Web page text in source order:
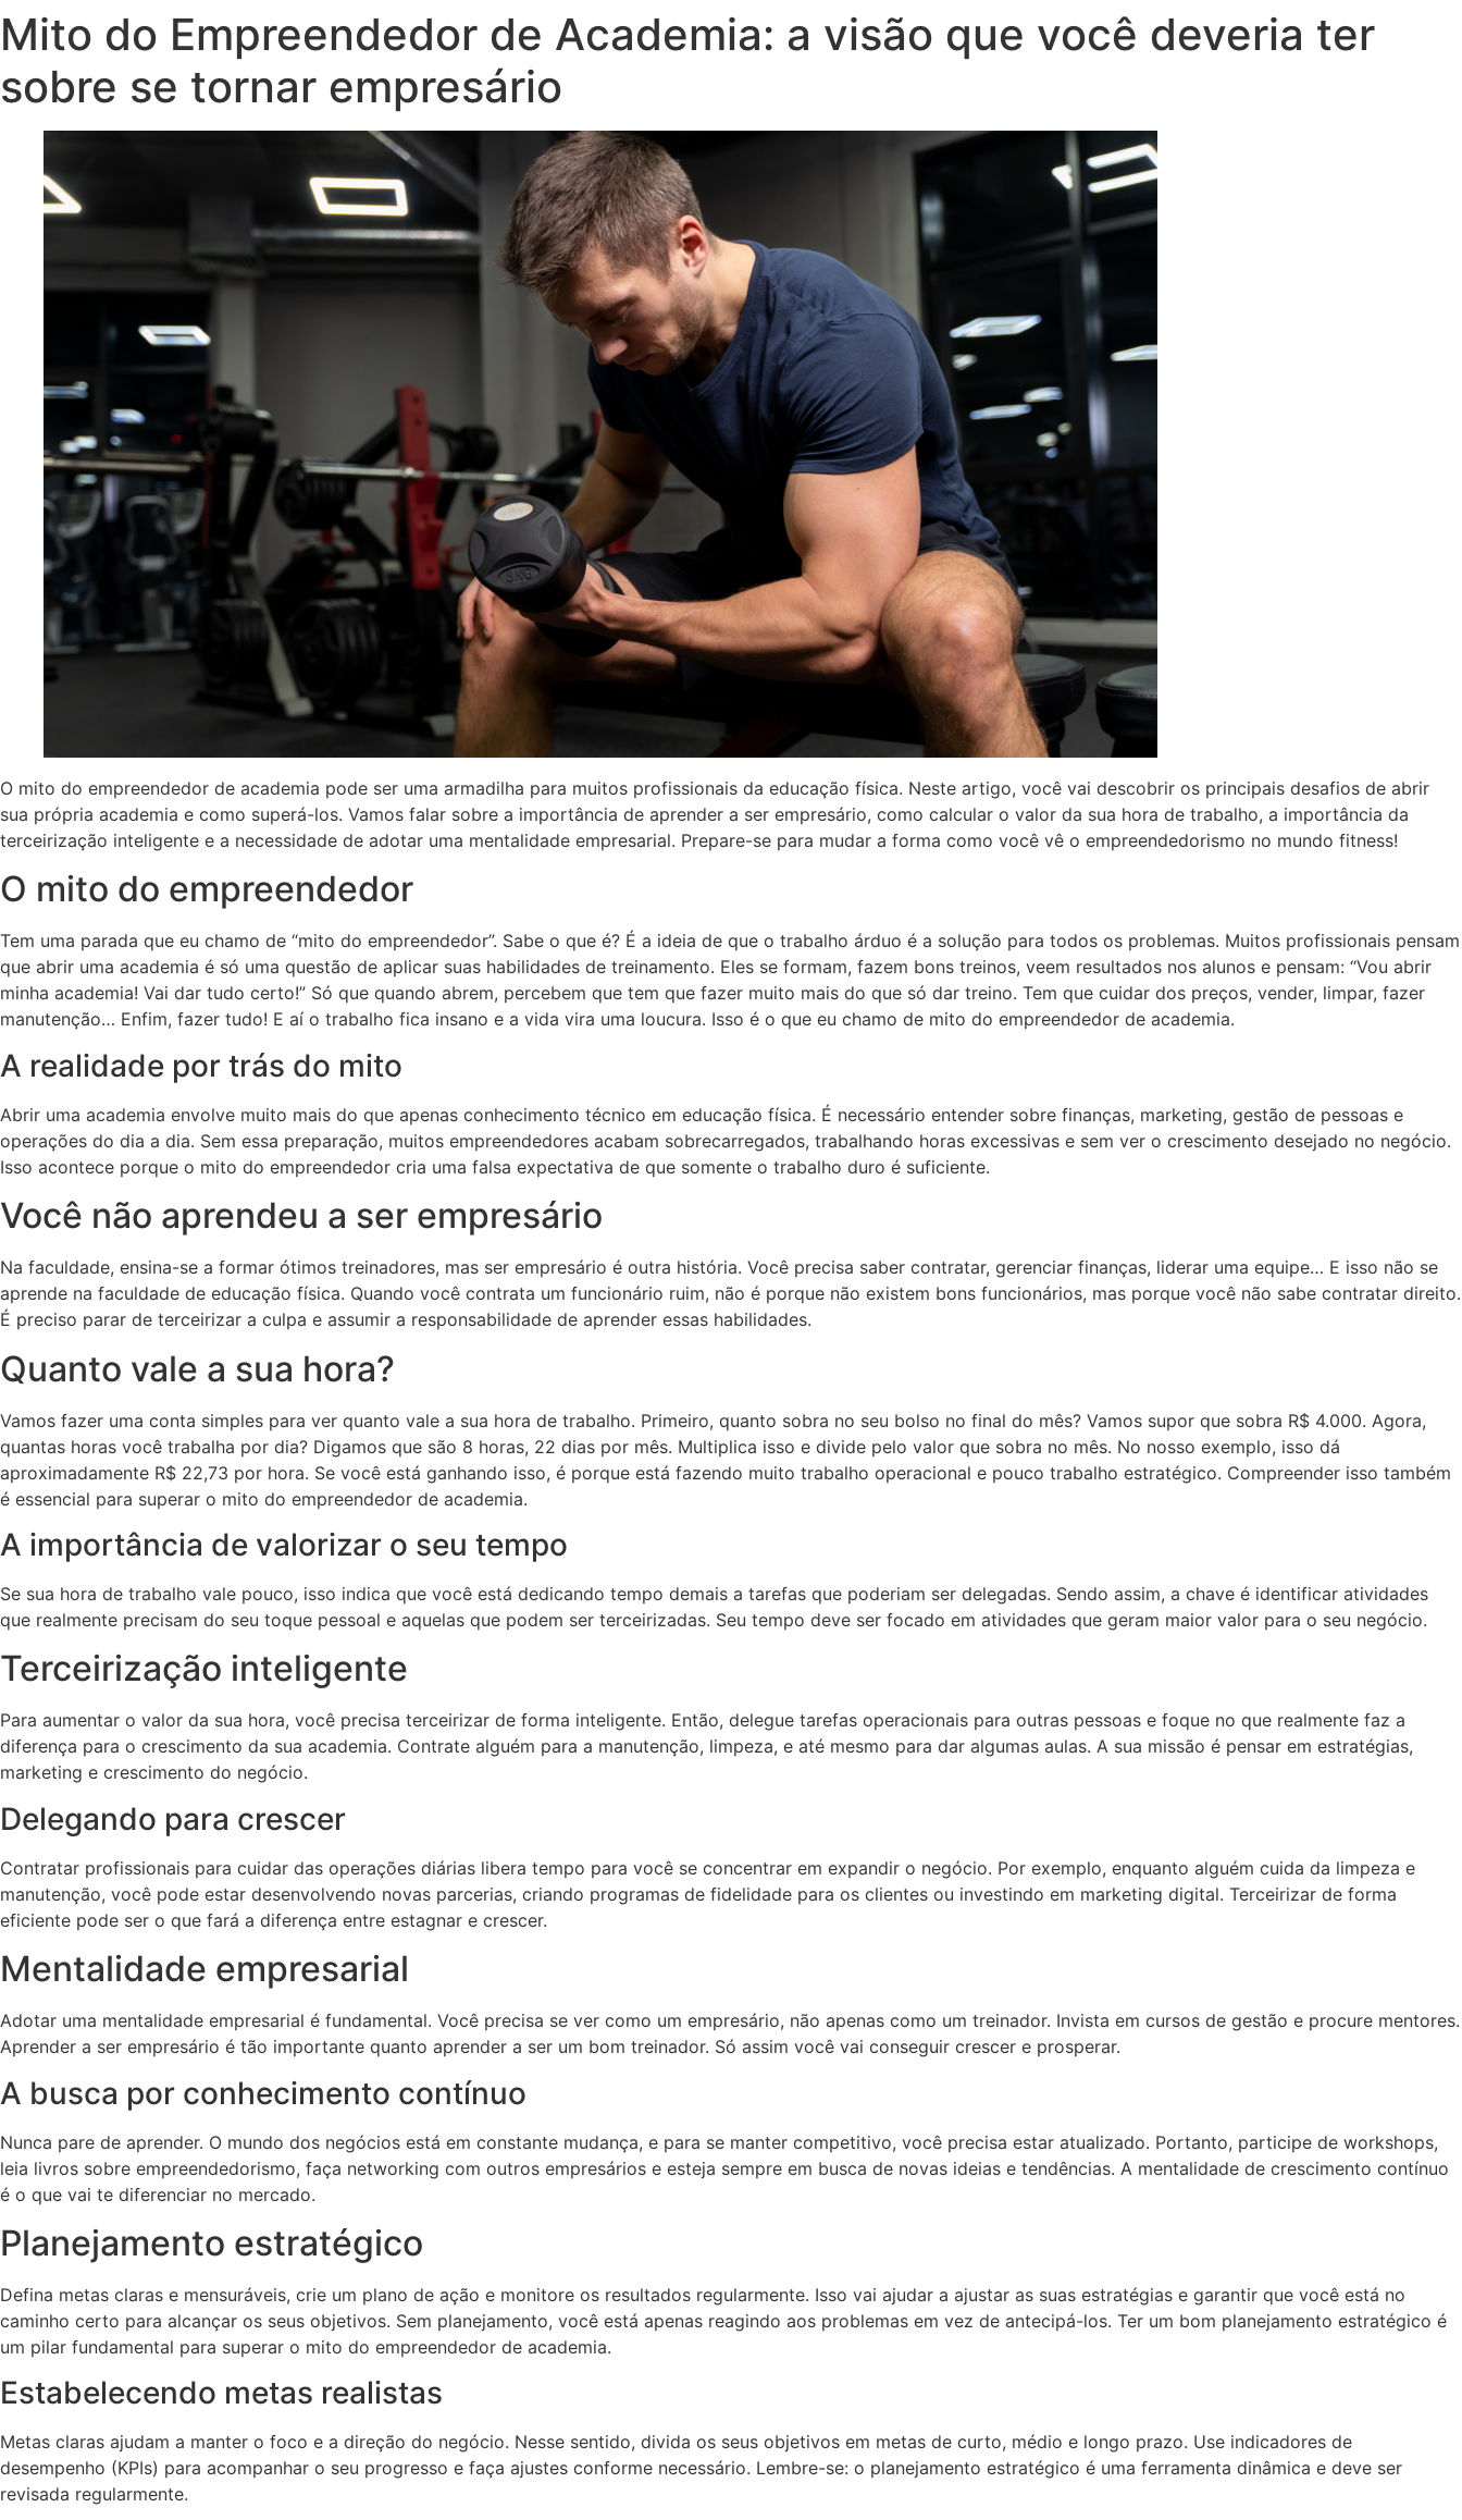
Mito do Empreendedor de Academia: a visão que você deveria ter
sobre se tornar empresário
O mito do empreendedor de academia pode ser uma armadilha para muitos profissionais da educação física. Neste artigo, você vai descobrir os principais desafios de abrir
sua própria academia e como superá-los. Vamos falar sobre a importância de aprender a ser empresário, como calcular o valor da sua hora de trabalho, a importância da
terceirização inteligente e a necessidade de adotar uma mentalidade empresarial. Prepare-se para mudar a forma como você vê o empreendedorismo no mundo fitness!
O mito do empreendedor
Tem uma parada que eu chamo de “mito do empreendedor”. Sabe o que é? É a ideia de que o trabalho árduo é a solução para todos os problemas. Muitos profissionais pensam
que abrir uma academia é só uma questão de aplicar suas habilidades de treinamento. Eles se formam, fazem bons treinos, veem resultados nos alunos e pensam: “Vou abrir
minha academia! Vai dar tudo certo!” Só que quando abrem, percebem que tem que fazer muito mais do que só dar treino. Tem que cuidar dos preços, vender, limpar, fazer
manutenção… Enfim, fazer tudo! E aí o trabalho fica insano e a vida vira uma loucura. Isso é o que eu chamo de mito do empreendedor de academia.
A realidade por trás do mito
Abrir uma academia envolve muito mais do que apenas conhecimento técnico em educação física. É necessário entender sobre finanças, marketing, gestão de pessoas e
operações do dia a dia. Sem essa preparação, muitos empreendedores acabam sobrecarregados, trabalhando horas excessivas e sem ver o crescimento desejado no negócio.
Isso acontece porque o mito do empreendedor cria uma falsa expectativa de que somente o trabalho duro é suficiente.
Você não aprendeu a ser empresário
Na faculdade, ensina-se a formar ótimos treinadores, mas ser empresário é outra história. Você precisa saber contratar, gerenciar finanças, liderar uma equipe… E isso não se
aprende na faculdade de educação física. Quando você contrata um funcionário ruim, não é porque não existem bons funcionários, mas porque você não sabe contratar direito.
É preciso parar de terceirizar a culpa e assumir a responsabilidade de aprender essas habilidades.
Quanto vale a sua hora?
Vamos fazer uma conta simples para ver quanto vale a sua hora de trabalho. Primeiro, quanto sobra no seu bolso no final do mês? Vamos supor que sobra R$ 4.000. Agora,
quantas horas você trabalha por dia? Digamos que são 8 horas, 22 dias por mês. Multiplica isso e divide pelo valor que sobra no mês. No nosso exemplo, isso dá
aproximadamente R$ 22,73 por hora. Se você está ganhando isso, é porque está fazendo muito trabalho operacional e pouco trabalho estratégico. Compreender isso também
é essencial para superar o mito do empreendedor de academia.
A importância de valorizar o seu tempo
Se sua hora de trabalho vale pouco, isso indica que você está dedicando tempo demais a tarefas que poderiam ser delegadas. Sendo assim, a chave é identificar atividades
que realmente precisam do seu toque pessoal e aquelas que podem ser terceirizadas. Seu tempo deve ser focado em atividades que geram maior valor para o seu negócio.
Terceirização inteligente
Para aumentar o valor da sua hora, você precisa terceirizar de forma inteligente. Então, delegue tarefas operacionais para outras pessoas e foque no que realmente faz a
diferença para o crescimento da sua academia. Contrate alguém para a manutenção, limpeza, e até mesmo para dar algumas aulas. A sua missão é pensar em estratégias,
marketing e crescimento do negócio.
Delegando para crescer
Contratar profissionais para cuidar das operações diárias libera tempo para você se concentrar em expandir o negócio. Por exemplo, enquanto alguém cuida da limpeza e
manutenção, você pode estar desenvolvendo novas parcerias, criando programas de fidelidade para os clientes ou investindo em marketing digital. Terceirizar de forma
eficiente pode ser o que fará a diferença entre estagnar e crescer.
Mentalidade empresarial
Adotar uma mentalidade empresarial é fundamental. Você precisa se ver como um empresário, não apenas como um treinador. Invista em cursos de gestão e procure mentores.
Aprender a ser empresário é tão importante quanto aprender a ser um bom treinador. Só assim você vai conseguir crescer e prosperar.
A busca por conhecimento contínuo
Nunca pare de aprender. O mundo dos negócios está em constante mudança, e para se manter competitivo, você precisa estar atualizado. Portanto, participe de workshops,
leia livros sobre empreendedorismo, faça networking com outros empresários e esteja sempre em busca de novas ideias e tendências. A mentalidade de crescimento contínuo
é o que vai te diferenciar no mercado.
Planejamento estratégico
Defina metas claras e mensuráveis, crie um plano de ação e monitore os resultados regularmente. Isso vai ajudar a ajustar as suas estratégias e garantir que você está no
caminho certo para alcançar os seus objetivos. Sem planejamento, você está apenas reagindo aos problemas em vez de antecipá-los. Ter um bom planejamento estratégico é
um pilar fundamental para superar o mito do empreendedor de academia.
Estabelecendo metas realistas
Metas claras ajudam a manter o foco e a direção do negócio. Nesse sentido, divida os seus objetivos em metas de curto, médio e longo prazo. Use indicadores de
desempenho (KPIs) para acompanhar o seu progresso e faça ajustes conforme necessário. Lembre-se: o planejamento estratégico é uma ferramenta dinâmica e deve ser
revisada regularmente.